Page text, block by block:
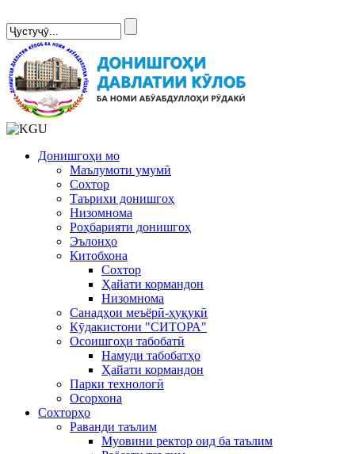
Донишгоҳи мо
Маълумоти умумӣ
Сохтор
Таърихи донишгоҳ
Низомнома
Роҳбарияти донишгоҳ
Эълонҳо
Китобхона
Сохтор
Ҳайати кормандон
Низомнома
Санадҳои меъёрӣ-ҳуқуқӣ
Кӯдакистони "СИТОРА"
Осоишгоҳи табобатӣ
Намуди табобатҳо
Ҳайати кормандон
Парки технологӣ
Осорхона
Сохторҳо
Раванди таълим
Муовини ректор оид ба таълим